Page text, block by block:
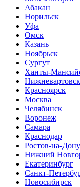
Абакан
Норильск
Уфа
Омск
Казань
Ноябрьск
Сургут
Ханты-
Нижневартовск
Красноярск
Москва
Челябинск
Воронеж
Самара
Краснодар
Ростов-на-Дону
Нижний
Екатеринбург
Санкт-
Новосибирск